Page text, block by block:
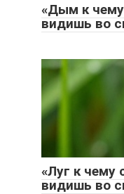
«Дым к чему
видишь во
«Луг к чему
видишь во